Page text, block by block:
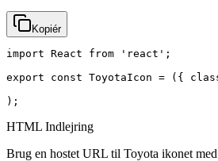
Kopiér
import React from 'react';
export const ToyotaIcon = ({
);
HTML Indlejring
Brug en hostet URL til Toyota ikonet